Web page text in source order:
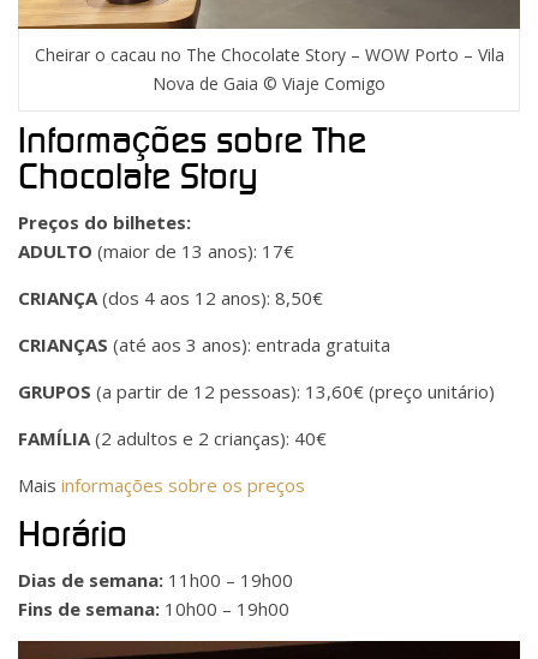
Cheirar o cacau no The Chocolate Story – WOW Porto – Vila
Nova de Gaia © Viaje Comigo
Informações sobre The
Chocolate Story
Preços do bilhetes:
ADULTO (maior de 13 anos): 17€
CRIANÇA (dos 4 aos 12 anos): 8,50€
CRIANÇAS (até aos 3 anos): entrada gratuita
GRUPOS (a partir de 12 pessoas): 13,60€ (preço unitário)
FAMÍLIA (2 adultos e 2 crianças): 40€
Mais informações sobre os preços
Horário
Dias de semana: 11h00 – 19h00
Fins de semana: 10h00 – 19h00